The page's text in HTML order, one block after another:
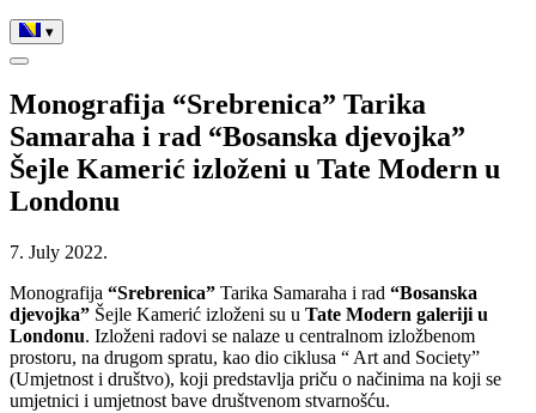
▾
Monografija “Srebrenica” Tarika
Samaraha i rad “Bosanska djevojka”
Šejle Kamerić izloženi u Tate Modern u
Londonu
7. July 2022.
Monografija “Srebrenica” Tarika Samaraha i rad “Bosanska
djevojka” Šejle Kamerić izloženi su u Tate Modern galeriji u
Londonu. Izloženi radovi se nalaze u centralnom izložbenom
prostoru, na drugom spratu, kao dio ciklusa “ Art and Society”
(Umjetnost i društvo), koji predstavlja priču o načinima na koji se
umjetnici i umjetnost bave društvenom stvarnošću.